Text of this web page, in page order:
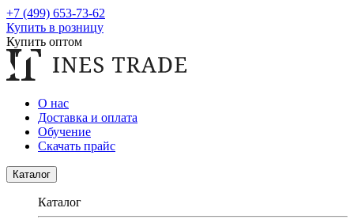
+7 (499) 653-73-62
Купить в розницу
Купить оптом
О нас
Доставка и оплата
Обучение
Скачать прайс
Каталог
Каталог